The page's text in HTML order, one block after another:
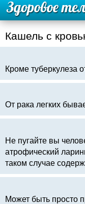
Кашель с
Кроме туберкулеза
От рака легких
Не пугайте вы
атрофический
таком случае
Может быть просто